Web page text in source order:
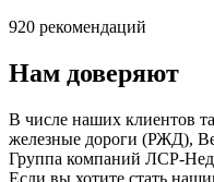
920 рекомендаций
Нам доверяют
В числе наших клиентов
железные дороги (РЖД),
Группа компаний ЛСР-
Если вы хотите стать